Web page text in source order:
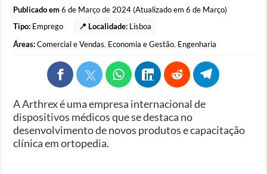
Publicado em6 de Março de 2024 (Atualizado em 6 de Março)
Tipo: Emprego 📍 Localidade: Lisboa
Áreas: Comercial e Vendas, Economia e Gestão, Engenharia
A Arthrex é uma empresa internacional de
dispositivos médicos que se destaca no
desenvolvimento de novos produtos e capacitação
clínica em ortopedia.